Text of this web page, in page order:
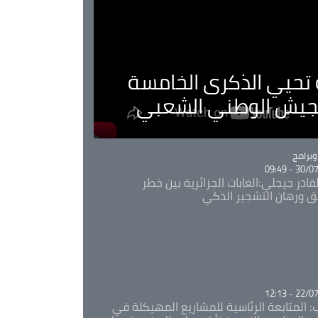
تحيي الذكرى الخامسة
الوطني الشعبي
30/07/
جيجلي:الغابات الجزائرية بين خطر
ورهان التشجير الذكي
22/07/
المتابعة الرئاسية للمشاريع المهيكلة في